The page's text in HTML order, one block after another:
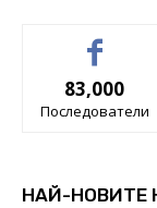
83,000
Последователи
НАЙ-НОВИТЕ